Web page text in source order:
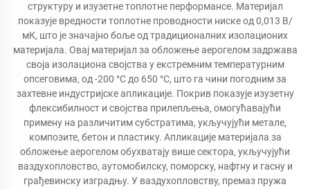
структуру и изузетне топлотне перформансе. Материјал
показује вредности топлотне проводности ниске од 0,013 В/
мК, што је значајно боље од традиционалних изолационих
материјала. Овај материјал за обложење аерогелом задржава
своја изолациона својства у екстремним температурним
опсеговима, од -200 °C до 650 °C, што га чини погодним за
захтевне индустријске апликације. Покрив показује изузетну
флексибилност и својства прилепљења, омогућавајући
примену на различитим субстратима, укључујући метале,
композите, бетон и пластику. Апликације материјала за
обложење аерогелом обухватају више сектора, укључујући
ваздухопловство, аутомобилску, поморску, нафтну и гасну и
грађевинску изградњу. У ваздухопловству, премаз пружа